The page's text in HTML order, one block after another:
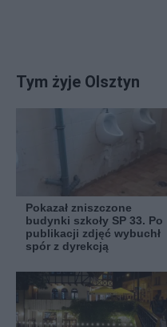
Tym żyje Olsztyn
Pokazał zniszczone
budynki szkoły SP 33. Po
publikacji zdjęć wybuchł
spór z dyrekcją